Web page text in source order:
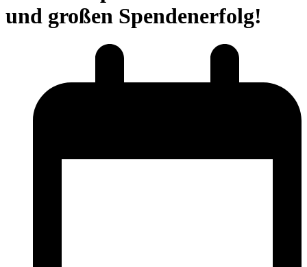
und großen Spendenerfolg!